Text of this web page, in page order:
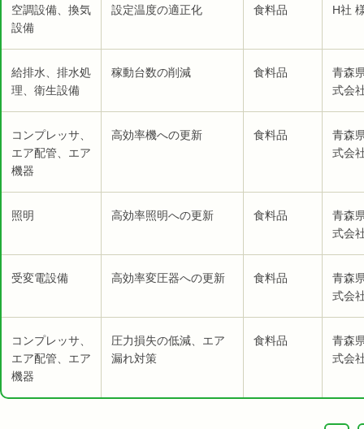
空調設備、換気
設備
設定温度の適正化 食料品 H社
給排水、排水処
理、衛生設備
稼動台数の削減 食料品
青森
式会
コンプレッサ、
エア配管、エア
機器
高効率機への更新 食料品
青森
式会
照明 高効率照明への更新 食料品
青森
式会
受変電設備 高効率変圧器への更新 食料品
青森
式会
コンプレッサ、
エア配管、エア
機器
圧力損失の低減、エア
漏れ対策
食料品
青森
式会